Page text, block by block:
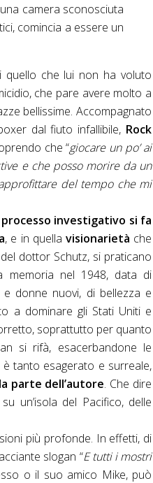
camera sconosciuta
comincia a essere un
quello che lui non ha voluto
che pare avere molto a
bellissime. Accompagnato
dal fiuto infallibile, Rock
che “giocare un po’ ai
e che posso morire da un
del tempo che mi
processo investigativo si fa
, e in quella visionarietà che
dottor Schutz, si praticano
memoria nel 1948, data di
donne nuovi, di bellezza e
a dominare gli Stati Uniti e
soprattutto per quanto
si rifà, esacerbandone le
tanto esagerato e surreale,
parte dell’autore. Che dire
un’isola del Pacifico, delle
più profonde. In effetti, di
slogan “E tutti i mostri
o il suo amico Mike, può